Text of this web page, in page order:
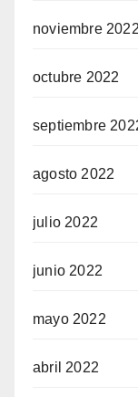
noviembre 2022
octubre 2022
septiembre
agosto 2022
julio 2022
junio 2022
mayo 2022
abril 2022